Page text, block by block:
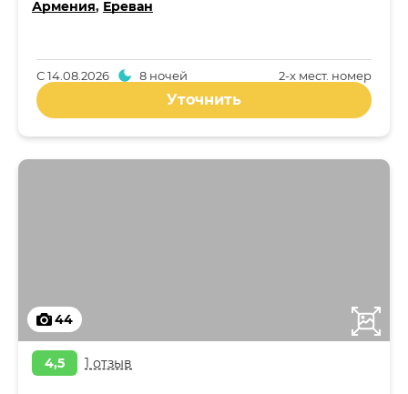
Армения, Ереван
2-x мест. номер
С14.08.2026 8 ночей
Уточнить
44
4,5 1 отзыв